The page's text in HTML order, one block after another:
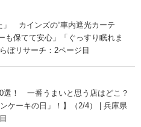
」 カインズの“車内遮光カーテ
保てて安心」「ぐっすり眠れま
ぼリサーチ：2ページ目
選！ 一番うまいと思う店はどこ？
ケーキの日」！】（2/4） | 兵庫県